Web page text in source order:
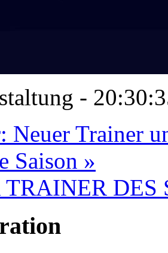
-
Neuer Trainer
Saison »
TRAINER DES